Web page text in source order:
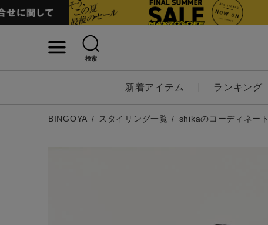
検索
新着アイテム ランキング
キーワード
BINGOYA スタイリング一覧 shikaのコーディネート